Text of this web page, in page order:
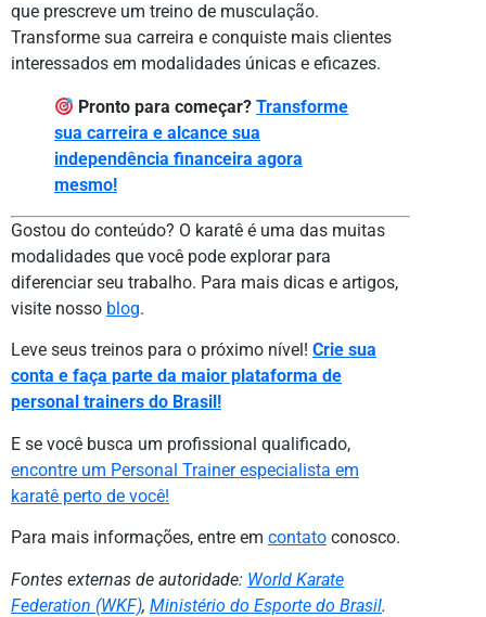
que prescreve um treino de musculação.
Transforme sua carreira e conquiste mais clientes
interessados em modalidades únicas e eficazes.
Pronto para começar? Transforme
sua carreira e alcance sua
independência financeira agora
mesmo!
Gostou do conteúdo? O karatê é uma das muitas
modalidades que você pode explorar para
diferenciar seu trabalho. Para mais dicas e artigos,
visite nosso blog.
Leve seus treinos para o próximo nível! Crie sua
conta e faça parte da maior plataforma de
personal trainers do Brasil!
E se você busca um profissional qualificado,
encontre um Personal Trainer especialista em
karatê perto de você!
Para mais informações, entre em contato conosco.
Fontes externas de autoridade: World Karate
Federation (WKF), Ministério do Esporte do Brasil.